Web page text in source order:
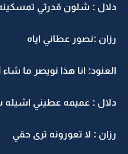
دلال : شلون قدرتي
رزان :نصور عطاني اياه
العنود: انا هذا نويصر ما شاء
دلال : عميمه عطيني
رزان : لا تعورونه ترى حقي